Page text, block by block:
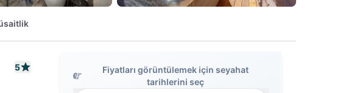
5
Fiyatları görüntülemek için seyahat
tarihlerini seç